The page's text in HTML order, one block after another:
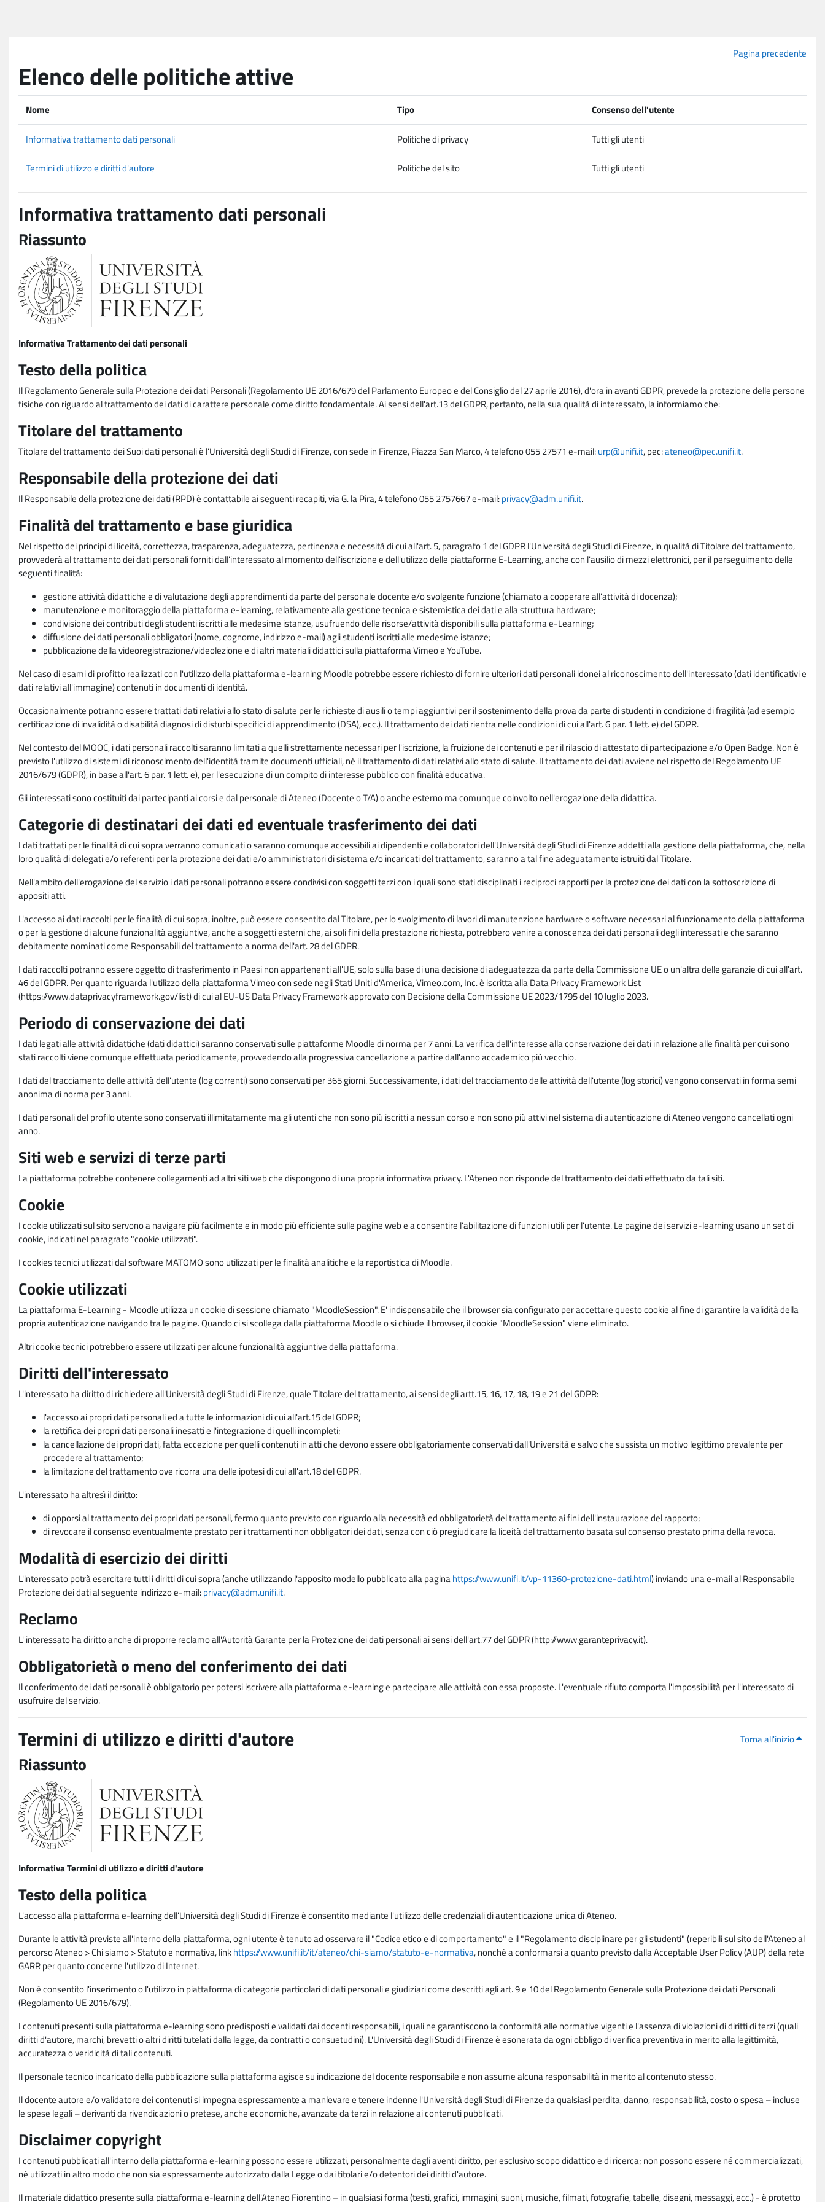
Pagina precedente
Elenco delle politiche attive
Nome Tipo Consenso dell'utente
Informativa trattamento dati personali Politiche di privacy Tutti gli utenti
Termini di utilizzo e diritti d'autore Politiche del sito Tutti gli utenti
Informativa trattamento dati personali
Riassunto
Informativa Trattamento dei dati personali
Testo della politica
Il Regolamento Generale sulla Protezione dei dati Personali (Regolamento UE 2016/679 del Parlamento Europeo e del Consiglio del 27 aprile 2016), d'ora in avanti GDPR, prevede la protezione delle persone
fisiche con riguardo al trattamento dei dati di carattere personale come diritto fondamentale. Ai sensi dell'art.13 del GDPR, pertanto, nella sua qualità di interessato, la informiamo che:
Titolare del trattamento
Titolare del trattamento dei Suoi dati personali è l'Università degli Studi di Firenze, con sede in Firenze, Piazza San Marco, 4 telefono 055 27571 e-mail:urp@unifi.it, pec:ateneo@pec.unifi.it.
Responsabile della protezione dei dati
Il Responsabile della protezione dei dati (RPD) è contattabile ai seguenti recapiti, via G. la Pira, 4 telefono 055 2757667 e-mail:privacy@adm.unifi.it.
Finalità del trattamento e base giuridica
Nel rispetto dei principi di liceità, correttezza, trasparenza, adeguatezza, pertinenza e necessità di cui all'art. 5, paragrafo 1 del GDPR l'Università degli Studi di Firenze, in qualità di Titolare del trattamento,
provvederà al trattamento dei dati personali forniti dall'interessato al momento dell'iscrizione e dell'utilizzo delle piattaforme E-Learning, anche con l'ausilio di mezzi elettronici, per il perseguimento delle
seguenti finalità:
gestione attività didattiche e di valutazione degli apprendimenti da parte del personale docente e/o svolgente funzione (chiamato a cooperare all'attività di docenza);
manutenzione e monitoraggio della piattaforma e-learning, relativamente alla gestione tecnica e sistemistica dei dati e alla struttura hardware;
condivisione dei contributi degli studenti iscritti alle medesime istanze, usufruendo delle risorse/attività disponibili sulla piattaforma e-Learning;
diffusione dei dati personali obbligatori (nome, cognome, indirizzo e-mail) agli studenti iscritti alle medesime istanze;
pubblicazione della videoregistrazione/videolezione e di altri materiali didattici sulla piattaforma Vimeo e YouTube.
Nel caso di esami di profitto realizzati con l'utilizzo della piattaforma e-learning Moodle potrebbe essere richiesto di fornire ulteriori dati personali idonei al riconoscimento dell'interessato (dati identificativi e
dati relativi all'immagine) contenuti in documenti di identità.
Occasionalmente potranno essere trattati dati relativi allo stato di salute per le richieste di ausili o tempi aggiuntivi per il sostenimento della prova da parte di studenti in condizione di fragilità (ad esempio
certificazione di invalidità o disabilità diagnosi di disturbi specifici di apprendimento (DSA), ecc.). Il trattamento dei dati rientra nelle condizioni di cui all'art. 6 par. 1 lett. e) del GDPR.
Nel contesto del MOOC, i dati personali raccolti saranno limitati a quelli strettamente necessari per l'iscrizione, la fruizione dei contenuti e per il rilascio di attestato di partecipazione e/o Open Badge. Non è
previsto l'utilizzo di sistemi di riconoscimento dell'identità tramite documenti ufficiali, né il trattamento di dati relativi allo stato di salute. Il trattamento dei dati avviene nel rispetto del Regolamento UE
2016/679 (GDPR), in base all'art. 6 par. 1 lett. e), per l'esecuzione di un compito di interesse pubblico con finalità educativa.
Gli interessati sono costituiti dai partecipanti ai corsi e dal personale di Ateneo (Docente o T/A) o anche esterno ma comunque coinvolto nell'erogazione della didattica.
Categorie di destinatari dei dati ed eventuale trasferimento dei dati
I dati trattati per le finalità di cui sopra verranno comunicati o saranno comunque accessibili ai dipendenti e collaboratori dell'Università degli Studi di Firenze addetti alla gestione della piattaforma, che, nella
loro qualità di delegati e/o referenti per la protezione dei dati e/o amministratori di sistema e/o incaricati del trattamento, saranno a tal fine adeguatamente istruiti dal Titolare.
Nell'ambito dell'erogazione del servizio i dati personali potranno essere condivisi con soggetti terzi con i quali sono stati disciplinati i reciproci rapporti per la protezione dei dati con la sottoscrizione di
appositi atti.
L'accesso ai dati raccolti per le finalità di cui sopra, inoltre, può essere consentito dal Titolare, per lo svolgimento di lavori di manutenzione hardware o software necessari al funzionamento della piattaforma
o per la gestione di alcune funzionalità aggiuntive, anche a soggetti esterni che, ai soli fini della prestazione richiesta, potrebbero venire a conoscenza dei dati personali degli interessati e che saranno
debitamente nominati come Responsabili del trattamento a norma dell'art. 28 del GDPR.
I dati raccolti potranno essere oggetto di trasferimento in Paesi non appartenenti all'UE, solo sulla base di una decisione di adeguatezza da parte della Commissione UE o un'altra delle garanzie di cui all'art.
46 del GDPR. Per quanto riguarda l'utilizzo della piattaforma Vimeo con sede negli Stati Uniti d'America, Vimeo.com, Inc. è iscritta alla Data Privacy Framework List
(https://www.dataprivacyframework.gov/list) di cui al EU-US Data Privacy Framework approvato con Decisione della Commissione UE 2023/1795 del 10 luglio 2023.
Periodo di conservazione dei dati
I dati legati alle attività didattiche (dati didattici) saranno conservati sulle piattaforme Moodle di norma per 7 anni. La verifica dell'interesse alla conservazione dei dati in relazione alle finalità per cui sono
stati raccolti viene comunque effettuata periodicamente, provvedendo alla progressiva cancellazione a partire dall'anno accademico più vecchio.
I dati del tracciamento delle attività dell'utente (log correnti) sono conservati per 365 giorni. Successivamente, i dati del tracciamento delle attività dell'utente (log storici) vengono conservati in forma semi
anonima di norma per 3 anni.
I dati personali del profilo utente sono conservati illimitatamente ma gli utenti che non sono più iscritti a nessun corso e non sono più attivi nel sistema di autenticazione di Ateneo vengono cancellati ogni
anno.
Siti web e servizi di terze parti
La piattaforma potrebbe contenere collegamenti ad altri siti web che dispongono di una propria informativa privacy. L'Ateneo non risponde del trattamento dei dati effettuato da tali siti.
Cookie
I cookie utilizzati sul sito servono a navigare più facilmente e in modo più efficiente sulle pagine web e a consentire l'abilitazione di funzioni utili per l'utente. Le pagine dei servizi e-learning usano un set di
cookie, indicati nel paragrafo "cookie utilizzati".
I cookies tecnici utilizzati dal software MATOMO sono utilizzati per le finalità analitiche e la reportistica di Moodle.
Cookie utilizzati
La piattaforma E-Learning - Moodle utilizza un cookie di sessione chiamato "MoodleSession". E' indispensabile che il browser sia configurato per accettare questo cookie al fine di garantire la validità della
propria autenticazione navigando tra le pagine. Quando ci si scollega dalla piattaforma Moodle o si chiude il browser, il cookie "MoodleSession" viene eliminato.
Altri cookie tecnici potrebbero essere utilizzati per alcune funzionalità aggiuntive della piattaforma.
Diritti dell'interessato
L'interessato ha diritto di richiedere all'Università degli Studi di Firenze, quale Titolare del trattamento, ai sensi degli artt.15, 16, 17, 18, 19 e 21 del GDPR:
l'accesso ai propri dati personali ed a tutte le informazioni di cui all'art.15 del GDPR;
la rettifica dei propri dati personali inesatti e l'integrazione di quelli incompleti;
la cancellazione dei propri dati, fatta eccezione per quelli contenuti in atti che devono essere obbligatoriamente conservati dall'Università e salvo che sussista un motivo legittimo prevalente per
procedere al trattamento;
la limitazione del trattamento ove ricorra una delle ipotesi di cui all'art.18 del GDPR.
L'interessato ha altresì il diritto:
di opporsi al trattamento dei propri dati personali, fermo quanto previsto con riguardo alla necessità ed obbligatorietà del trattamento ai fini dell'instaurazione del rapporto;
di revocare il consenso eventualmente prestato per i trattamenti non obbligatori dei dati, senza con ciò pregiudicare la liceità del trattamento basata sul consenso prestato prima della revoca.
Modalità di esercizio dei diritti
L'interessato potrà esercitare tutti i diritti di cui sopra (anche utilizzando l'apposito modello pubblicato alla paginahttps://www.unifi.it/vp-11360-protezione-dati.html) inviando una e-mail al Responsabile
Protezione dei dati al seguente indirizzo e-mail:privacy@adm.unifi.it.
Reclamo
L' interessato ha diritto anche di proporre reclamo all'Autorità Garante per la Protezione dei dati personali ai sensi dell'art.77 del GDPR (http://www.garanteprivacy.it).
Obbligatorietà o meno del conferimento dei dati
Il conferimento dei dati personali è obbligatorio per potersi iscrivere alla piattaforma e-learning e partecipare alle attività con essa proposte. L'eventuale rifiuto comporta l'impossibilità per l'interessato di
usufruire del servizio.
Torna all'inizio
Termini di utilizzo e diritti d'autore
Riassunto
Informativa Termini di utilizzo e diritti d'autore
Testo della politica
L'accesso alla piattaforma e-learning dell'Università degli Studi di Firenze è consentito mediante l'utilizzo delle credenziali di autenticazione unica di Ateneo.
Durante le attività previste all'interno della piattaforma, ogni utente è tenuto ad osservare il "Codice etico e di comportamento" e il "Regolamento disciplinare per gli studenti" (reperibili sul sito dell'Ateneo al
percorso Ateneo > Chi siamo > Statuto e normativa, linkhttps://www.unifi.it/it/ateneo/chi-siamo/statuto-e-normativa, nonché a conformarsi a quanto previsto dalla Acceptable User Policy (AUP) della rete
GARR per quanto concerne l'utilizzo di Internet.
Non è consentito l'inserimento o l'utilizzo in piattaforma di categorie particolari di dati personali e giudiziari come descritti agli art. 9 e 10 del Regolamento Generale sulla Protezione dei dati Personali
(Regolamento UE 2016/679).
I contenuti presenti sulla piattaforma e-learning sono predisposti e validati dai docenti responsabili, i quali ne garantiscono la conformità alle normative vigenti e l'assenza di violazioni di diritti di terzi (quali
diritti d'autore, marchi, brevetti o altri diritti tutelati dalla legge, da contratti o consuetudini). L'Università degli Studi di Firenze è esonerata da ogni obbligo di verifica preventiva in merito alla legittimità,
accuratezza o veridicità di tali contenuti.
Il personale tecnico incaricato della pubblicazione sulla piattaforma agisce su indicazione del docente responsabile e non assume alcuna responsabilità in merito al contenuto stesso.
Il docente autore e/o validatore dei contenuti si impegna espressamente a manlevare e tenere indenne l'Università degli Studi di Firenze da qualsiasi perdita, danno, responsabilità, costo o spesa – incluse
le spese legali – derivanti da rivendicazioni o pretese, anche economiche, avanzate da terzi in relazione ai contenuti pubblicati.
Disclaimer copyright
I contenuti pubblicati all'interno della piattaforma e-learning possono essere utilizzati, personalmente dagli aventi diritto, per esclusivo scopo didattico e di ricerca; non possono essere né commercializzati,
né utilizzati in altro modo che non sia espressamente autorizzato dalla Legge o dai titolari e/o detentori dei diritti d'autore.
Il materiale didattico presente sulla piattaforma e-learning dell'Ateneo Fiorentino – in qualsiasi forma (testi, grafici, immagini, suoni, musiche, filmati, fotografie, tabelle, disegni, messaggi, ecc.) - è protetto